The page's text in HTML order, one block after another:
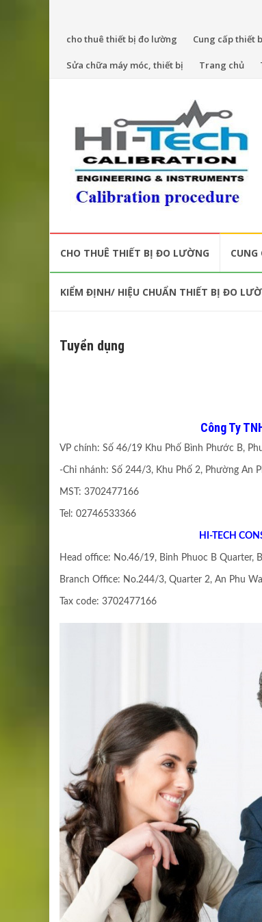
Skip
to
cho thuê thiết bị đo lường Cung cấp thiết
Sửa chữa máy móc, thiết bị Trang chủ
content
CHO THUÊ THIẾT BỊ ĐO LƯỜNG
KIỂM ĐỊNH/ HIỆU CHUẨN THIẾT BỊ ĐO
Tuyển dụng
Công Ty
VP chính: Số 46/19 Khu Phố Bình Phước B,
-Chi nhánh: Số 244/3, Khu Phố 2, Phường An
MST: 3702477166
Tel: 02746533366
HI-TECH
Head office: No.46/19, Binh Phuoc B Quarter,
Branch Office: No.244/3, Quarter 2, An Phu
Tax code: 3702477166